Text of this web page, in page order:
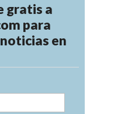
gratis a
para
en